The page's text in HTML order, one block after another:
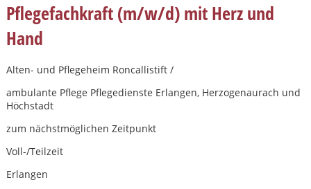
Pflegefachkraft (m/w/d) mit Herz und
Hand
Alten- und Pflegeheim Roncallistift /
ambulante Pflege Pflegedienste Erlangen, Herzogenaurach und
Höchstadt
zum nächstmöglichen Zeitpunkt
Voll-/Teilzeit
Erlangen